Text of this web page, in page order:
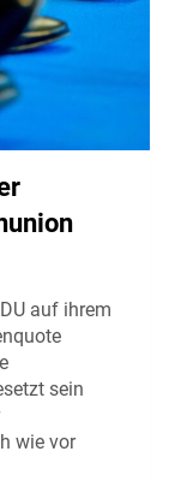
auf ihrem
sein
wie vor